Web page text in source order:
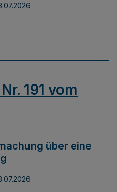
191 vom
über eine